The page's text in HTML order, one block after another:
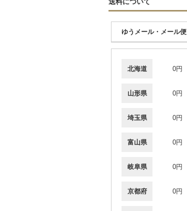
ゆうメール・メール便
北海道 0円
山形県 0円
埼玉県 0円
富山県 0円
岐阜県 0円
京都府 0円